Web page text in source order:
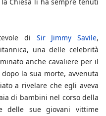
di Sir Jimmy Savile,
una delle celebrità
anche cavaliere per il
la sua morte, avvenuta
a rivelare che egli aveva
di bambini nel corso della
delle sue giovani vittime